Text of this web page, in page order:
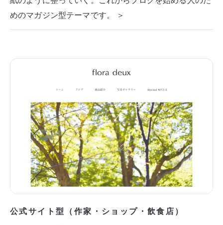
めのマガジン型テーマです。 ＞
公式サイト型（作家・ショップ・飲食店）